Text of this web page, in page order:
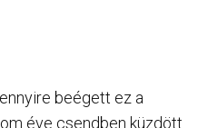
beégett ez a
éve csendben küzdött